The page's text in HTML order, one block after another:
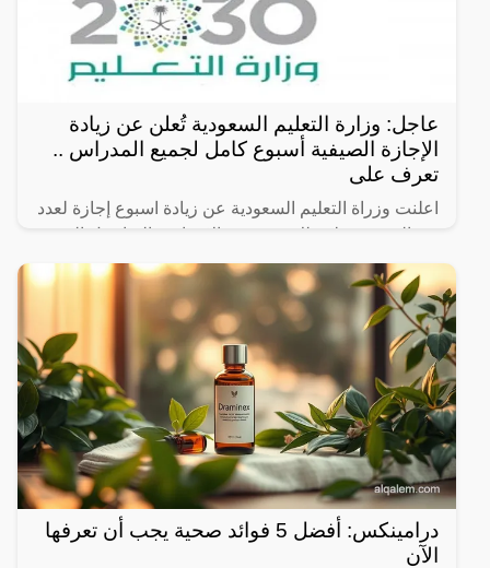
عاجل: وزارة التعليم السعودية تُعلن عن زيادة
الإجازة الصيفية أسبوع كامل لجميع المدراس ..
تعرف على
اعلنت وزراة التعليم السعودية عن زيادة اسبوع إجازة لعدد
من المدن فقط وذلك فعدد من الاسباب والتفاصيل التي
سوف نعرضها لكم في السطور التالية
درامينكس: أفضل 5 فوائد صحية يجب أن تعرفها
الآن